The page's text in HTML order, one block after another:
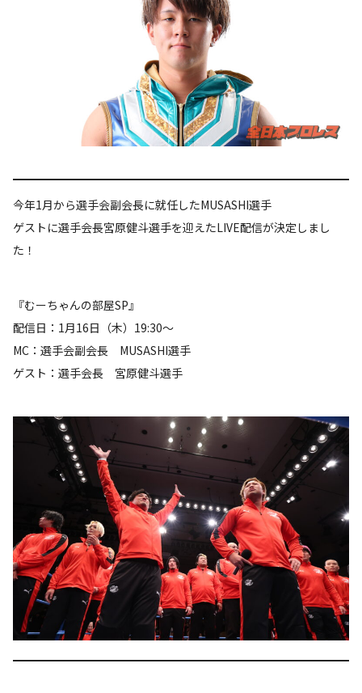
今年1月から選手会副会長に就任したMUSASHI選手
ゲストに選手会長宮原健斗選手を迎えたLIVE配信が決定しまし
た！
『むーちゃんの部屋SP』
配信日：1月16日（木）19:30～
MC：選手会副会長 MUSASHI選手
ゲスト：選手会長 宮原健斗選手